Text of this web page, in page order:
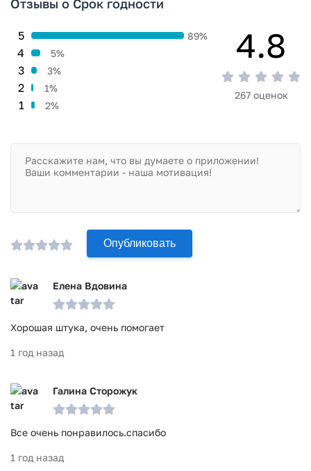
Отзывы о Срок годности
1 2%
2 1%
3 3%
4 5%
5 89% 4.8
267 оценок
Опубликовать
Елена Вдовина
Хорошая штука, очень помогает
1 год назад
Галина Сторожук
Все очень понравилось.спасибо
1 год назад